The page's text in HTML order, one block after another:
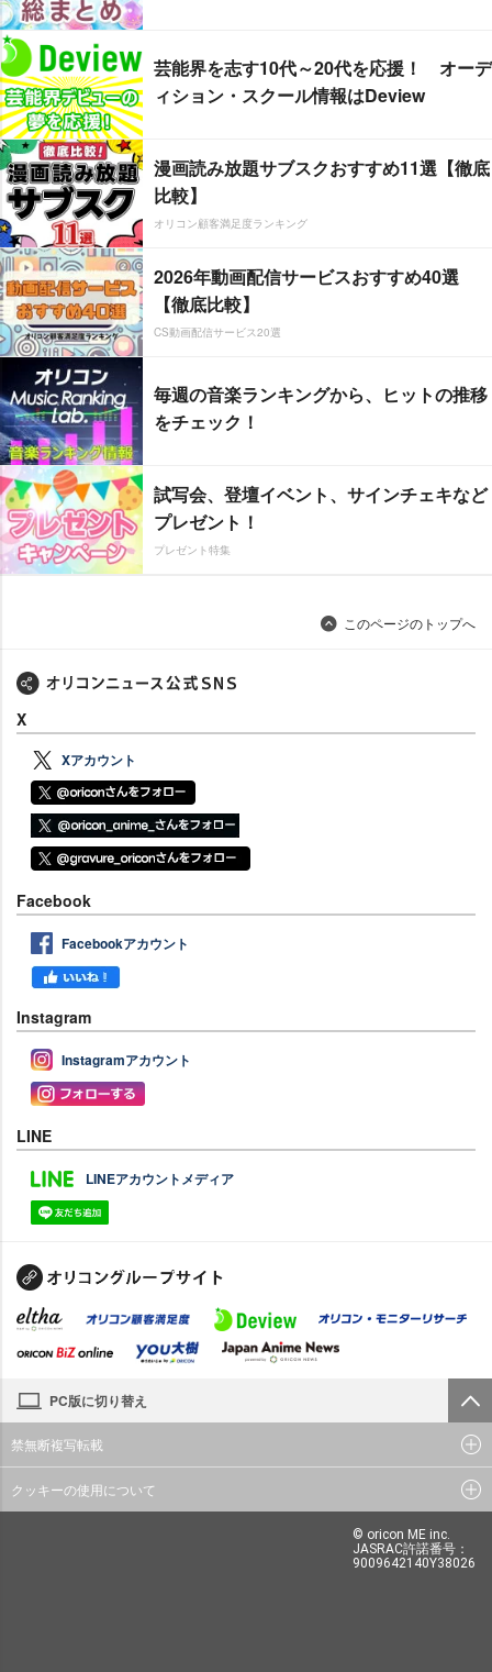
芸能界を志す10代～20代を応援！ オーデ
ィション・スクール情報はDeview
漫画読み放題サブスクおすすめ11選【徹底
比較】
オリコン顧客満足度ランキング
2026年動画配信サービスおすすめ40選
【徹底比較】
CS動画配信サービス20選
毎週の音楽ランキングから、ヒットの推移
をチェック！
試写会、登壇イベント、サインチェキなど
プレゼント！
プレゼント特集
このページのトップへ
X
Xアカウント
Facebook
Facebookアカウント
Instagram
Instagramアカウント
LINE
LINEアカウントメディア
PC版に切り替え
禁無断複写転載
クッキーの使用について
© oricon ME inc.
JASRAC許諾番号：
9009642140Y38026